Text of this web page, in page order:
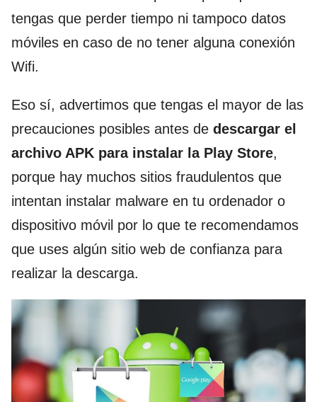
tengas que perder tiempo ni tampoco datos
móviles en caso de no tener alguna conexión
Wifi.
Eso sí, advertimos que tengas el mayor de las
precauciones posibles antes de descargar el
archivo APK para instalar la Play Store,
porque hay muchos sitios fraudulentos que
intentan instalar malware en tu ordenador o
dispositivo móvil por lo que te recomendamos
que uses algún sitio web de confianza para
realizar la descarga.